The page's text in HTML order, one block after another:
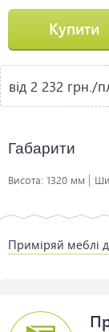
Купити
від 2 232 грн./
Габарити
Висота: 1320 мм
Приміряй меблі